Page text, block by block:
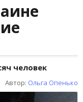
человек
Автор: Ольга Опенько